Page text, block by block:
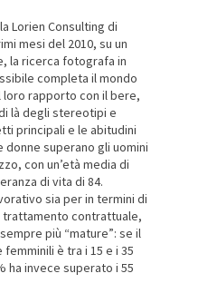
Lorien Consulting di
mesi del 2010, su un
la ricerca fotografa in
completa il mondo
loro rapporto con il bere,
là degli stereotipi e
principali e le abitudini
donne superano gli uomini
con un’età media di
di vita di 84.
sia per in termini di
contrattuale,
più “mature”: se il
è tra i 15 e i 35
ha invece superato i 55